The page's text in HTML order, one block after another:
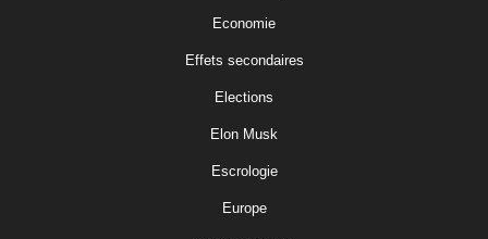
Economie
Effets secondaires
Elections
Elon Musk
Escrologie
Europe